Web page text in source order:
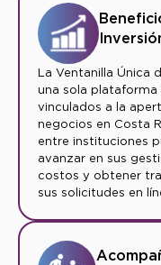
La Ventanilla Única
una sola
vinculados a la
negocios en Costa
entre instituciones
avanzar en sus
costos y obtener
sus solicitudes en